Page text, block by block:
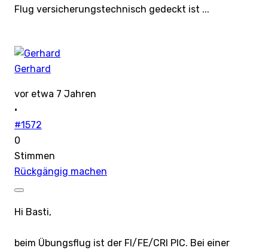
Flug versicherungstechnisch gedeckt ist ...
Gerhard
vor etwa 7 Jahren
·
#1572
0
Stimmen
Rückgängig machen
Hi Basti,
beim Übungsflug ist der FI/FE/CRI PIC. Bei einer